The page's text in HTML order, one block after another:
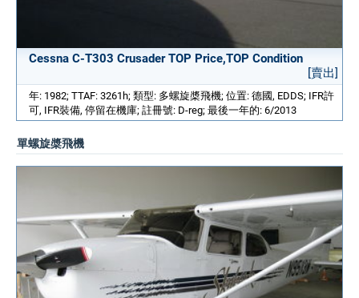
Cessna C-T303 Crusader TOP Price,TOP Condition
[賣出]
年: 1982; TTAF: 3261h; 類型: 多螺旋槳飛機; 位置: 德國, EDDS; IFR許
可, IFR裝備, 停留在機庫; 註冊號: D-reg; 最後一年的: 6/2013
單螺旋槳飛機